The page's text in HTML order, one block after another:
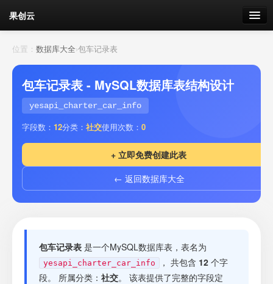
果创云
数据表单
API接口
云存储
我的
套餐 加流量
位置： 数据库大全›包车记录表
包车记录表 - MySQL数据库表结构设计
yesapi_charter_car_info
字段数： 12分类： 社交使用次数： 0
+ 立即免费创建此表
← 返回数据库大全
包车记录表 是一个MySQL数据库表，表名为
yesapi_charter_car_info ， 共包含 12 个字
段。 所属分类： 社交。 该表提供了完整的字段定